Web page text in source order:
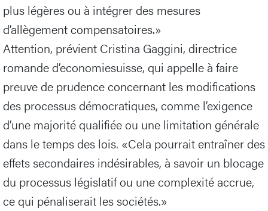
plus légères ou à intégrer des mesures
d’allègement compensatoires.»
Attention, prévient Cristina Gaggini, directrice
romande d’economiesuisse, qui appelle à faire
preuve de prudence concernant les modifications
des processus démocratiques, comme l’exigence
d’une majorité qualifiée ou une limitation générale
dans le temps des lois. «Cela pourrait entraîner des
effets secondaires indésirables, à savoir un blocage
du processus législatif ou une complexité accrue,
ce qui pénaliserait les sociétés.»